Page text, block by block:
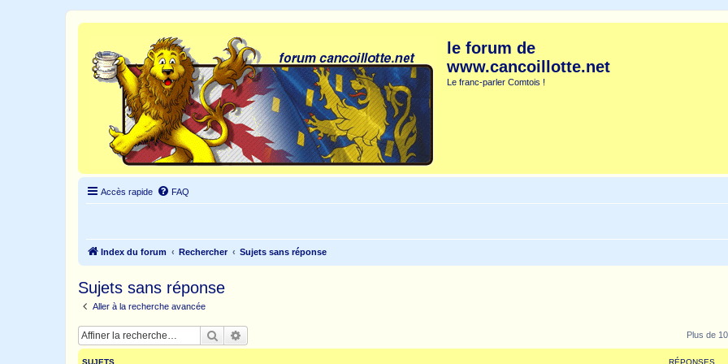
le forum de
www.cancoillotte.net
Le franc-parler Comtois !
Accès rapide FAQ
Index du forum Rechercher Sujets sans réponse
Sujets sans réponse
Aller à la recherche avancée
Rechercher Plus de
SUJETS RÉPONSES